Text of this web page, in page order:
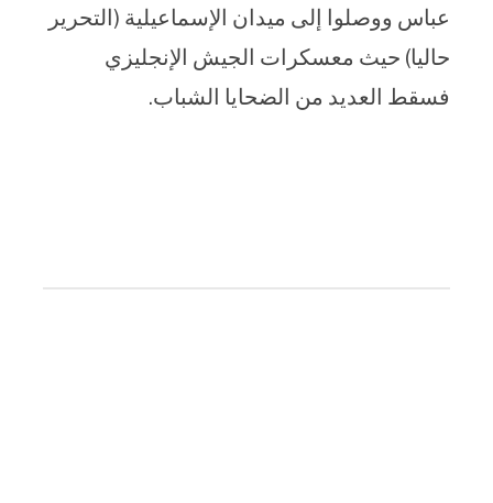
عباس ووصلوا إلى ميدان الإسماعيلية (التحرير
حاليا) حيث معسكرات الجيش الإنجليزي
فسقط العديد من الضحايا الشباب.